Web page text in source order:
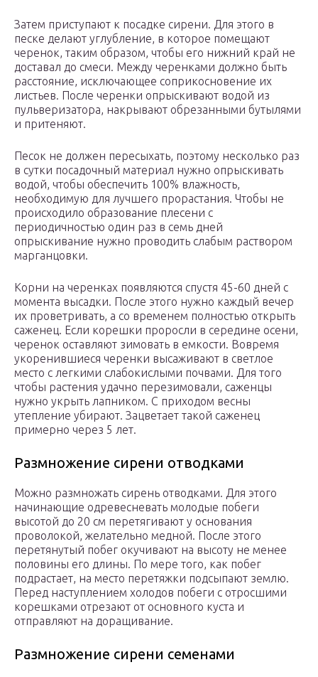
Затем приступают к посадке сирени. Для этого в
песке делают углубление, в которое помещают
черенок, таким образом, чтобы его нижний край не
доставал до смеси. Между черенками должно быть
расстояние, исключающее соприкосновение их
листьев. После черенки опрыскивают водой из
пульверизатора, накрывают обрезанными бутылями
и притеняют.
Песок не должен пересыхать, поэтому несколько раз
в сутки посадочный материал нужно опрыскивать
водой, чтобы обеспечить 100% влажность,
необходимую для лучшего прорастания. Чтобы не
происходило образование плесени с
периодичностью один раз в семь дней
опрыскивание нужно проводить слабым раствором
марганцовки.
Корни на черенках появляются спустя 45-60 дней с
момента высадки. После этого нужно каждый вечер
их проветривать, а со временем полностью открыть
саженец. Если корешки проросли в середине осени,
черенок оставляют зимовать в емкости. Вовремя
укоренившиеся черенки высаживают в светлое
место с легкими слабокислыми почвами. Для того
чтобы растения удачно перезимовали, саженцы
нужно укрыть лапником. С приходом весны
утепление убирают. Зацветает такой саженец
примерно через 5 лет.
Размножение сирени отводками
Можно размножать сирень отводками. Для этого
начинающие одревесневать молодые побеги
высотой до 20 см перетягивают у основания
проволокой, желательно медной. После этого
перетянутый побег окучивают на высоту не менее
половины его длины. По мере того, как побег
подрастает, на место перетяжки подсыпают землю.
Перед наступлением холодов побеги с отросшими
корешками отрезают от основного куста и
отправляют на доращивание.
Размножение сирени семенами